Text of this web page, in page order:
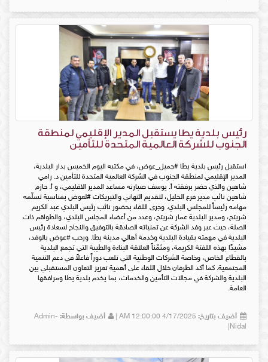
رئيس بلدية يطا يستقبل المدير الإقليمي لمنطقة
الجنوب للشركة العالمية المتحدة للتأمين
استقبل رئيس بلدية يطا #جميل_عوض، في مكتبه اليوم الخميس بدار البلدية،
المدير الإقليمي لمنطقة الجنوب في الشركة العالمية المتحدة للتأمين د. رامي
شاهين والذي حضر برفقته أ. يوسف صبارنه مساعد المدير الاقليمي، و أ. حازم
شاهين نائب مدير فرع الخليل، لتقديم التهاني والتبريكات #لعوض بمناسبة تسلّمه
مهامه رئيساً للمجلس البلدي. وجرى اللقاء بحضور نائب رئيس البلدي عبد الكريم
شريتح، ومدير البلدية عمار شريتح، وعدد من أعضاء المجلس البلدي، والطواقم ذات
الصلة، حيث عبر وفد الشركة عن تمنياته الصادقة بالتوفيق والنجاح لسعادة رئيس
البلدية في مهمته بقيادة البلدية وخدمة أهالي مدينة يطا. ورحب #عوض بالوفد،
مشيدًا بهذه اللفتة الكريمة، ومثمّناً العلاقة البناءة والطيبة التي تجمع البلدية
بالقطاع الخاص، وخاصة الشركات الوطنية التي تلعب دوراً فاعلاً في دعم التنمية
المجتمعية. كما أكد الطرفان خلال اللقاء على أهمية تعزيز التعاون المستقبلي بين
البلدية والشركة في مجالات التأمين والخدمات، بما يخدم بلدية يطا ومرافقها
العامة.
أضيف بتاريخ: أضيف بواسطة: Admin-
Nidal|